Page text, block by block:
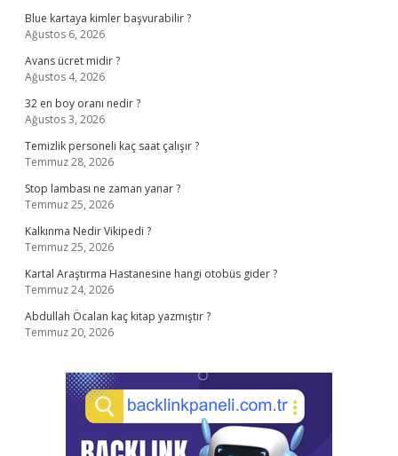
Blue kartaya kimler başvurabilir ?
Ağustos 6, 2026
Avans ücret midir ?
Ağustos 4, 2026
32 en boy oranı nedir ?
Ağustos 3, 2026
Temizlik personeli kaç saat çalışır ?
Temmuz 28, 2026
Stop lambası ne zaman yanar ?
Temmuz 25, 2026
Kalkınma Nedir Vikipedi ?
Temmuz 25, 2026
Kartal Araştırma Hastanesine hangi otobüs gider ?
Temmuz 24, 2026
Abdullah Öcalan kaç kitap yazmıştır ?
Temmuz 20, 2026